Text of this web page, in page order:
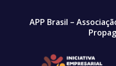
APP Brasil –